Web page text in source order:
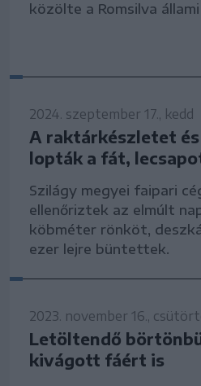
közölte a Romsilva
2024. szeptember 17., kedd
A raktárkészletet
lopták a fát,
Szilágy megyei faipari
ellenőriztek az elmúlt
köbméter rönköt,
ezer lejre büntettek.
2023. november 16.,
Letöltendő
kivágott fáért is